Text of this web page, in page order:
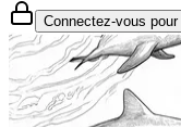
Connectez-vous